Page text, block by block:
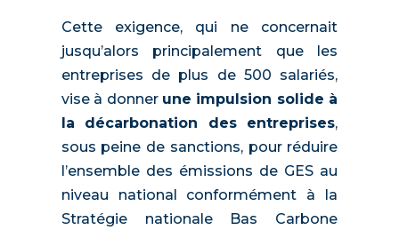
Cette exigence, qui ne concernait
jusqu’alors principalement que les
entreprises de plus de 500 salariés,
vise à donner une impulsion solide à
la décarbonation des entreprises,
sous peine de sanctions, pour réduire
l’ensemble des émissions de GES au
niveau national conformément à la
Stratégie nationale Bas Carbone